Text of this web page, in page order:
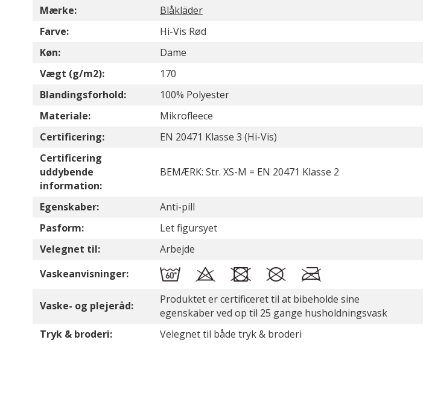
Mærke:
Blåkläder
Farve:
Hi-Vis Rød
Køn:
Dame
Vægt (g/m2):
170
Blandingsforhold:
100% Polyester
Materiale:
Mikrofleece
Certificering:
EN 20471 Klasse 3 (Hi-Vis)
Certificering
uddybende
information:
BEMÆRK: Str. XS-M = EN 20471 Klasse 2
Egenskaber:
Anti-pill
Pasform:
Let figursyet
Velegnet til:
Arbejde
Vaskeanvisninger:
Vaske- og plejeråd:
Produktet er certificeret til at bibeholde sine
egenskaber ved op til 25 gange husholdningsvask
Tryk & broderi:
Velegnet til både tryk & broderi